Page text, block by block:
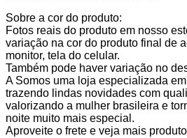
Sobre a cor do produto:
Fotos reais do produto em nosso
variação na cor do produto final de
monitor, tela do celular.
Também pode haver variação no
A Somos uma loja especializada
trazendo lindas novidades com
valorizando a mulher brasileira e
noite muito mais especial.
Aproveite o frete e veja mais